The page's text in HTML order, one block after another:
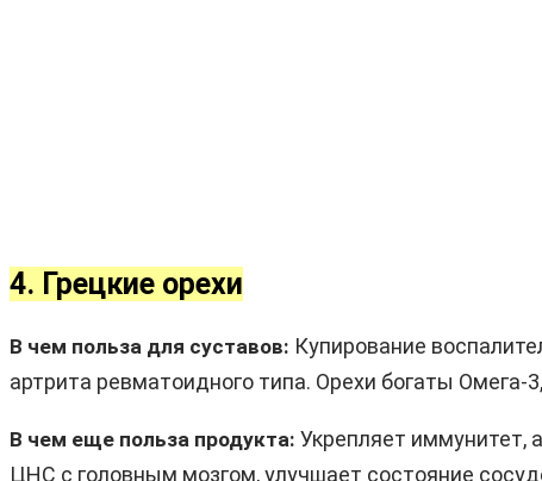
4. Грецкие орехи
В чем польза для суставов: Купирование
артрита ревматоидного типа. Орехи богаты Омега-
В чем еще польза продукта: Укрепляет иммунитет,
ЦНС с головным мозгом, улучшает состояние